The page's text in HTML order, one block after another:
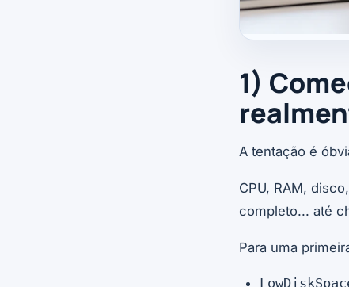
1)
A tentação é
CPU, RAM,
completo... até
Para uma